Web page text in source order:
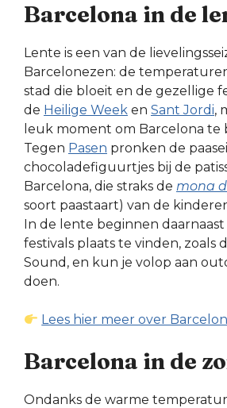
Barcelona in de
Lente is een van de
Barcelonezen: de
stad die bloeit en de gezellige
de Heilige Week en Sant Jordi,
leuk moment om Barcelona te
Tegen Pasen pronken de
chocoladefiguurtjes bij de
Barcelona, die straks de mona
soort paastaart) van de
In de lente beginnen
festivals plaats te vinden, zoals
Sound, en kun je volop aan
doen.
Lees hier meer over
Barcelona in de
Ondanks de warme